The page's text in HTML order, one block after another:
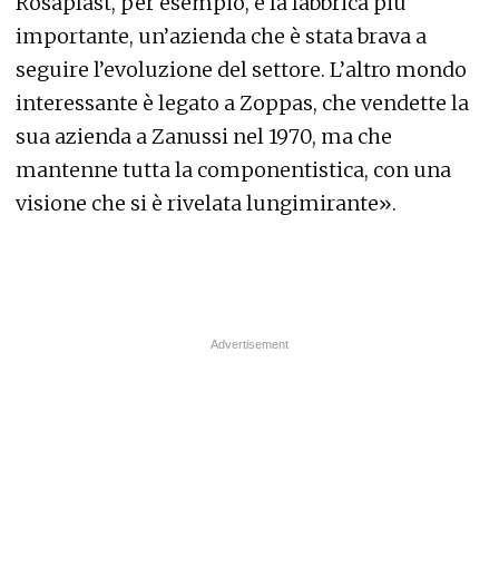
importante, un’azienda che è stata brava a
seguire l’evoluzione del settore. L’altro mondo
interessante è legato a Zoppas, che vendette la
sua azienda a Zanussi nel 1970, ma che
mantenne tutta la componentistica, con una
visione che si è rivelata lungimirante».